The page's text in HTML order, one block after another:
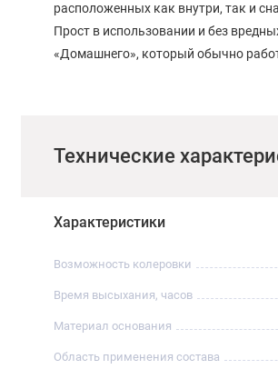
расположенных как внутри, так и
Прост в использовании и без
«Домашнего», который обычно
Технические
Характеристики
Возможность колеровки
Время высыхания, часов
Материал основания
Область применения состава